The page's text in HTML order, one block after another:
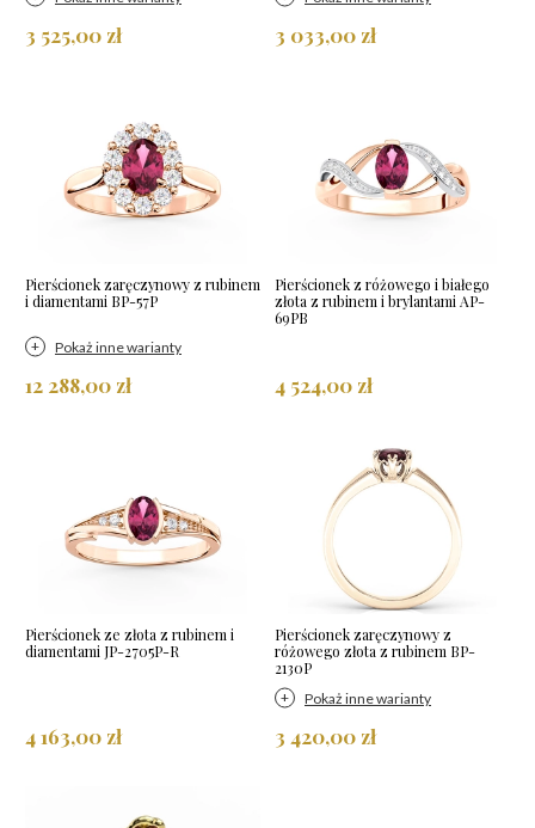
3 525,00 zł 3 033,00 zł
Pierścionek zaręczynowy z rubinem
i diamentami BP-57P
Pokaż inne warianty
12 288,00 zł
Pierścionek z różowego i białego
złota z rubinem i brylantami AP-
69PB
4 524,00 zł
Pierścionek ze złota z rubinem i
diamentami JP-2705P-R
4 163,00 zł
Pierścionek zaręczynowy z
różowego złota z rubinem BP-
2130P
Pokaż inne warianty
3 420,00 zł